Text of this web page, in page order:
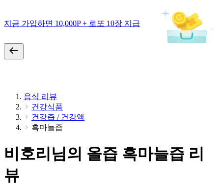
지금 가입하면 10,000P + 로또 10장 지급
음식 리뷰
건강식품
건강즙 / 건강액
흑마늘즙
비호리님의 올즙 흑마늘즙 리
뷰